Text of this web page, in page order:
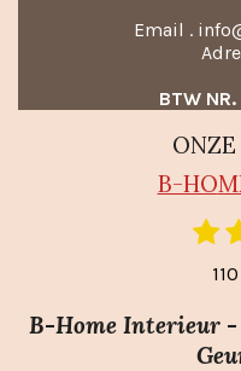
Email .
BTW
ONZE
B-HO
1
e
r
2
s
t
e
r
B-Home Interieur -